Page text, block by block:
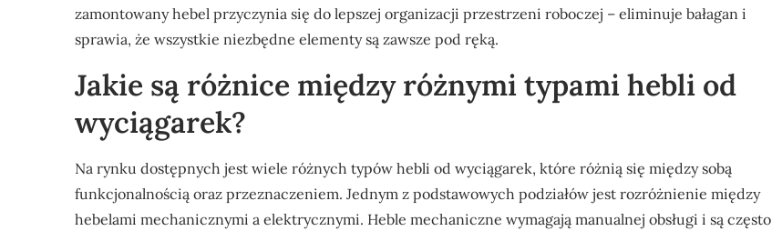
zamontowany hebel przyczynia się do lepszej organizacji przestrzeni roboczej – eliminuje bałagan i
sprawia, że wszystkie niezbędne elementy są zawsze pod ręką.
Jakie są różnice między różnymi typami hebli od
wyciągarek?
Na rynku dostępnych jest wiele różnych typów hebli od wyciągarek, które różnią się między sobą
funkcjonalnością oraz przeznaczeniem. Jednym z podstawowych podziałów jest rozróżnienie między
hebelami mechanicznymi a elektrycznymi. Heble mechaniczne wymagają manualnej obsługi i są często